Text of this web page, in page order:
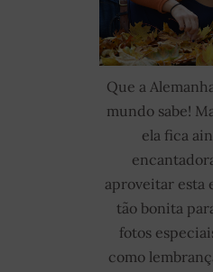
Que a
mundo sabe!
ela fica
aproveitar esta
tão bonita
fotos
como